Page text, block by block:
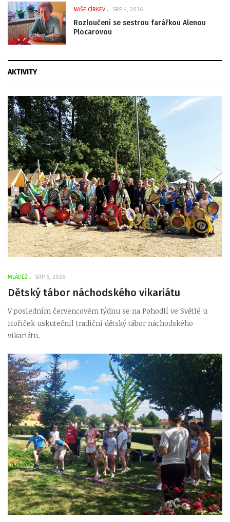
NAŠE CÍRKEV SRP 4, 2026
Rozloučení se sestrou farářkou Alenou
Plocarovou
AKTIVITY
MLÁDEŽ SRP 6, 2026
Dětský tábor náchodského vikariátu
V posledním červencovém týdnu se na Pohodlí ve Světlé u
Hořiček uskutečnil tradiční dětský tábor náchodského
vikariátu.